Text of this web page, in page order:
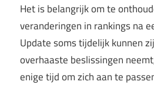
Het is belangrijk om te
veranderingen in rankings na
Update soms tijdelijk kunnen
overhaaste beslissingen
enige tijd om zich aan te